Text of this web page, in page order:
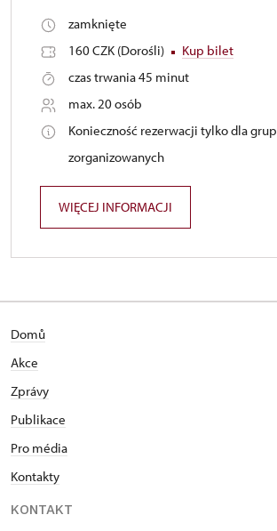
zamknięte
160 CZK (Dorośli)
Kup bilet
czas trwania 45 minut
max. 20 osób
Konieczność rezerwacji tylko dla grup
zorganizowanych
WIĘCEJ INFORMACJI
Domů
Akce
Zprávy
Publikace
Pro média
Kontakty
KONTAKT